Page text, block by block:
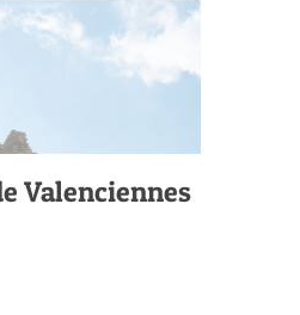
Valenciennes